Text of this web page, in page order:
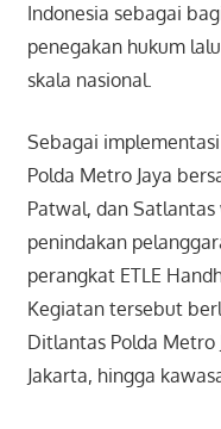
Indonesia sebagai
penegakan hukum
skala nasional.
Sebagai
Polda Metro Jaya
Patwal, dan
penindakan
perangkat ETLE
Kegiatan tersebut
Ditlantas Polda Metro
Jakarta, hingga